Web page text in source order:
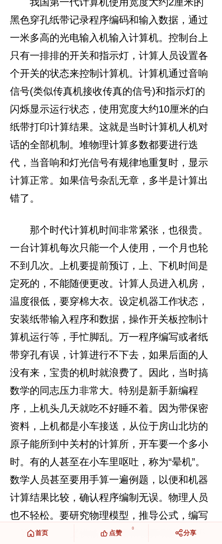
黑色穿孔纸带记录程序编码和输入数据，通过
一米多高的光电输入机输入计算机。控制台上
只有一排排的开关和指示灯，计算人员设置各
个开关的状态来控制计算机。计算机通过音响
信号(类似传真机接收传真的信号)和指示灯的
闪烁显示运行状态，使用宽度大约10厘米的白
纸带打印计算结果。这就是当时计算机人机对
话的全部机制。堆物理计算多数都要进行迭
代，当音响和灯光信号有规律地重复时，显示
计算正常。如果信号杂乱无章，多半是计算出
错了。
那个时代计算机时间非常紧张，也很贵。
一台计算机每次只能一个人使用，一个月也轮
不到几次。上机要提前预订，上、下机时间是
定死的，不能随便更改。计算人员进入机房，
温度很低，要穿棉大衣。设定机器工作状态，
安装纸带输入程序和数据，操作开关板控制计
算机运行等，手忙脚乱。万一程序编写或者纸
带穿孔有误，计算进行不下去，如果后面的人
没有来，宝贵的机时就浪费了。因此，当时搞
数学的同志压力非常大。特别是新手新编程
序，上机头几天就吃不好睡不着。因为带保密
资料，上机都是小车接送，从位于房山北坊的
原子能所到中关村的计算所，开车要一个多小
时。有的人甚至在小车里呕吐，称为“晕机”。
数学人员甚至要用手算一遍例题，以便和机器
计算结果比较，确认程序编制无误。物理人员
也不轻松。要研究物理模型，推导公式，编写
计算任务书，提供输入数据和校算例题。程序
首页
0
点赞 分享